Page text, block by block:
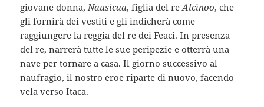
giovane donna,Nausicaa, figlia del reAlcìnoo, che
gli fornirà dei vestiti e gli indicherà come
raggiungere la reggia del re dei Feaci. In presenza
del re, narrerà tutte le sue peripezie e otterrà una
nave per tornare a casa. Il giorno successivo al
naufragio, il nostro eroe riparte di nuovo, facendo
vela verso Itaca.